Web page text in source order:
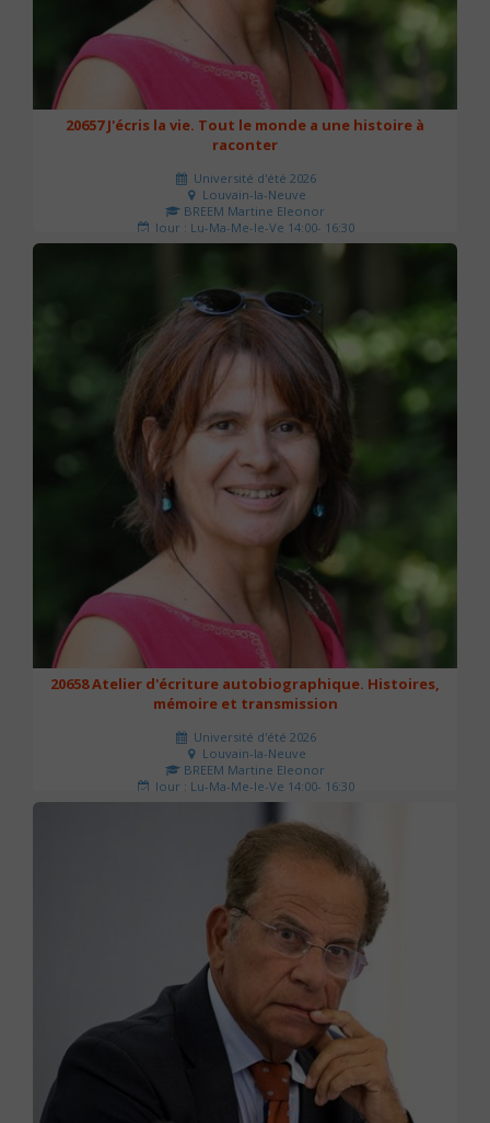
20657 J'écris la vie. Tout le monde a une histoire à
raconter
Université d'été 2026
Louvain-la-Neuve
BREEM Martine Eleonor
Jour : Lu-Ma-Me-Je-Ve 14:00- 16:30
Nombre de séances : 3
20658 Atelier d'écriture autobiographique. Histoires,
mémoire et transmission
Université d'été 2026
Louvain-la-Neuve
BREEM Martine Eleonor
Jour : Lu-Ma-Me-Je-Ve 14:00- 16:30
Nombre de séances : 3